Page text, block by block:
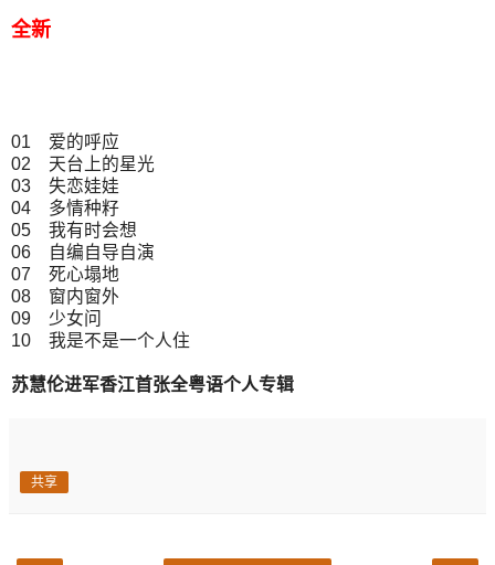
全新
01 爱的呼应
02 天台上的星光
03 失恋娃娃
04 多情种籽
05 我有时会想
06 自编自导自演
07 死心塌地
08 窗内窗外
09 少女问
10 我是不是一个人住
苏慧伦进军香江首张全粤语个人专辑
共享